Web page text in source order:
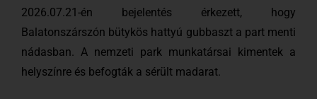
2026.07.21-én bejelentés érkezett, hogy
Balatonszárszón bütykös hattyú gubbaszt a part menti
nádasban. A nemzeti park munkatársai kimentek a
helyszínre és befogták a sérült madarat.